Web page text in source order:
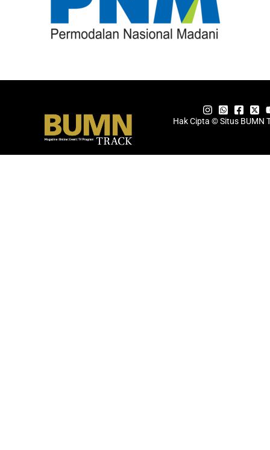
Hak Cipta © Situs BUMN